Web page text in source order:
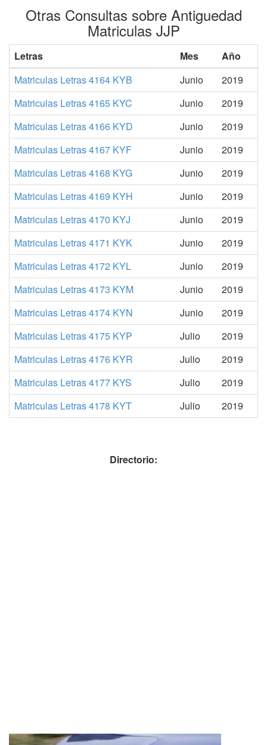
Otras Consultas sobre Antiguedad
Matriculas JJP
Letras Mes
Año
Matriculas Letras 4164 KYB
Junio
2019
Matriculas Letras 4165 KYC
Junio
2019
Matriculas Letras 4166 KYD
Junio
2019
Matriculas Letras 4167 KYF
Junio
2019
Matriculas Letras 4168 KYG
Junio
2019
Matriculas Letras 4169 KYH
Junio
2019
Matriculas Letras 4170 KYJ
Junio
2019
Matriculas Letras 4171 KYK
Junio
2019
Matriculas Letras 4172 KYL
Junio
2019
Matriculas Letras 4173 KYM
Junio
2019
Matriculas Letras 4174 KYN
Junio
2019
Matriculas Letras 4175 KYP
Julio
2019
Matriculas Letras 4176 KYR
Julio
2019
Matriculas Letras 4177 KYS
Julio
2019
Matriculas Letras 4178 KYT
Julio 2019
Directorio: